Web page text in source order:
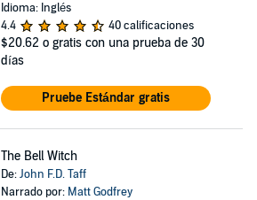
Idioma: Inglés
4.4
40 calificaciones
$20.62 o gratis con una prueba de 30
días
Pruebe Estándar gratis
The Bell Witch
De:John F.D. Taff
Narrado por: Matt Godfrey